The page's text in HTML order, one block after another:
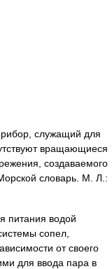
служащий для
вращающиеся
создаваемого
словарь. М. Л.:
питания водой
сопел,
от своего
для ввода пара в